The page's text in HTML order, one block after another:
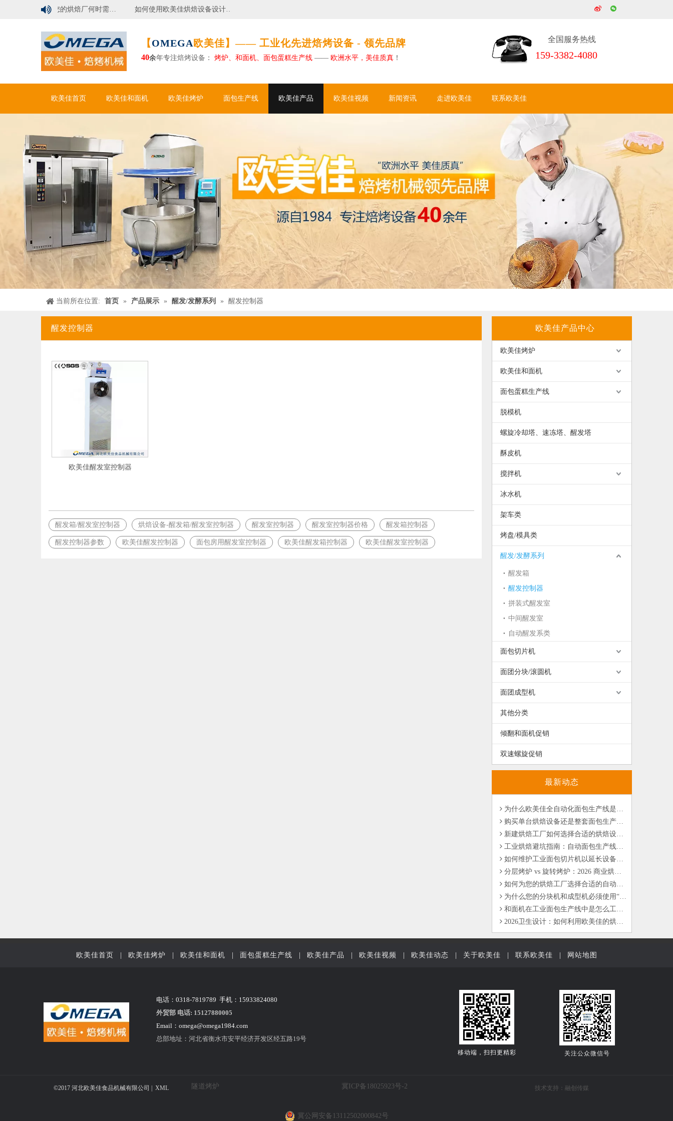
 行业洞察 | 您的烘焙厂何时需要自动化面包生产线？ 如何使用欧美佳烘焙设备设计现代烘焙工厂？
【 OMEGA欧美佳】—— 工业化先进焙烤设备 - 领先品牌
40余年专注焙烤设备 ： 烤炉、和面机、面包蛋糕生产线 —— 欧洲水平，美佳质真 ！
全国服务热线
159-3382-4080
欧美佳首页 欧美佳和面机 欧美佳烤炉 面包生产线 欧美佳产品 欧美佳视频 新闻资讯 走进欧美佳 联系欧美佳
当前所在位置: 首页 » 产品展示 » 醒发/发酵系列 » 醒发控制器
醒发控制器
欧美佳醒发室控制器
醒发箱/醒发室控制器 烘焙设备-醒发箱/醒发室控制器 醒发室控制器 醒发室控制器价格 醒发箱控制器
醒发控制器参数 欧美佳醒发控制器 面包房用醒发室控制器 欧美佳醒发箱控制器 欧美佳醒发室控制器
欧美佳产品中心
欧美佳烤炉
欧美佳和面机
面包蛋糕生产线
脱模机
螺旋冷却塔、速冻塔、醒发塔
酥皮机
搅拌机
冰水机
架车类
烤盘/模具类
醒发/发酵系列
醒发箱
醒发控制器
拼装式醒发室
中间醒发室
自动醒发系类
面包切片机
面团分块/滚圆机
面团成型机
其他分类
倾翻和面机促销
双速螺旋促销
最新动态
优化烘焙工厂布局：垂直螺旋醒发系统的核心优势
如何使用欧美佳烘焙设备设计现代烘焙工厂？
2026年烘焙自动化能降低多少人工成本？针对工业烘焙的分析
欧美佳螺旋式搅拌机如何提升工业烘焙生产中面团的均匀度与稳定性？
跨越重洋，直达工厂：欧美佳2026全球物流与运输安全保障
不仅仅是克重精度：了解面团分块机如何提升您的烘焙利润
行业洞察 | 您的烘焙厂何时需要自动化面包生产线？
如何使用欧美佳烘焙设备设计现代烘焙工厂？
2026年烘焙自动化能降低多少人工成本？针对工业烘焙的分析
欧美佳螺旋式搅拌机如何提升工业烘焙生产中面团的均匀度与稳定性？
欧美佳自动烘焙系统如何在工业烘焙中确保产品一致性？
为什么欧美佳全自动化面包生产线是食品制造商的首选？
工业烘焙避坑指南：自动面包生产线常见问题与解决方案
欧美佳首页 欧美佳烤炉 欧美佳和面机 面包蛋糕生产线 欧美佳产品 欧美佳视频 欧美佳动态 关于欧美佳 联系欧美佳 网站地图
电话：0318-7819789 手机：15933824080
外贸部 电话: 15127880005
Email： omega@omega1984.com
总部地址：河北省衡水市安平经济开发区经五路19号
移动端，扫扫更精彩 关注公众微信号
©2017 河北欧美佳食品机械有限公司 | XML 隧道烤炉 冀ICP备18025923号-2 技术支持： 融创传媒
冀公网安备13112502000842号